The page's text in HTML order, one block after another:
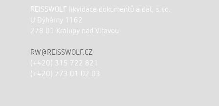
REISSWOLF likvidace dokumentů a dat, s.r.o.
U Dýhárny 1162
278 01 Kralupy nad Vltavou
RW@REISSWOLF.CZ
(+420) 315 722 821
(+420) 773 01 02 03